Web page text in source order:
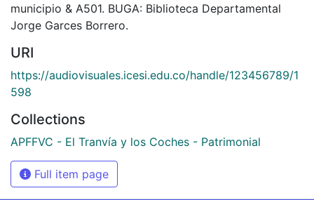
municipio & A501. BUGA: Biblioteca Departamental
Jorge Garces Borrero.
URI
https://audiovisuales.icesi.edu.co/handle/123456789/1
598
Collections
APFFVC - El Tranvía y los Coches - Patrimonial
Full item page